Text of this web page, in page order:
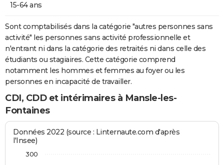
15-64 ans
Sont comptabilisés dans la catégorie "autres personnes sans
activité" les personnes sans activité professionnelle et
n'entrant ni dans la catégorie des retraités ni dans celle des
étudiants ou stagiaires. Cette catégorie comprend
notamment les hommes et femmes au foyer ou les
personnes en incapacité de travailler.
CDI, CDD et intérimaires à Mansle-les-
Fontaines
Données 2022 (source : Linternaute.com d'après
l'Insee)
300